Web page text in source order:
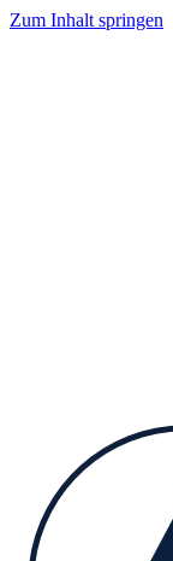
Zum Inhalt springen